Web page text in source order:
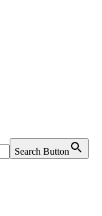
Search Button